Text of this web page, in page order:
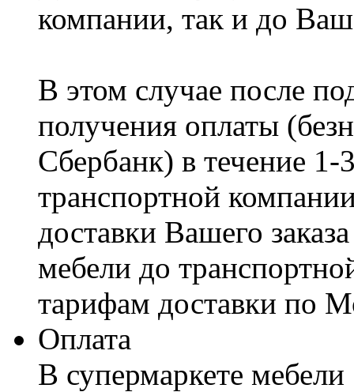
компании, так и до
В этом случае после
получения оплаты
Сбербанк) в течение
транспортной
доставки Вашего
мебели до
тарифам доставки по
Оплата
В супермаркете